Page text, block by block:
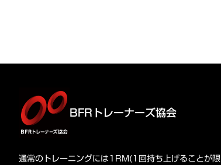
BFRトレーナーズ協会
通常のトレーニングには1RM(1回持ち上げることが限